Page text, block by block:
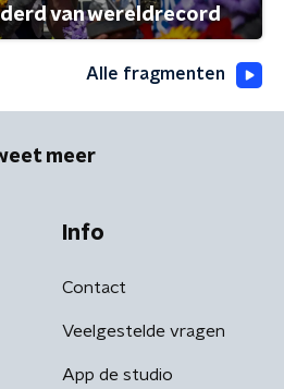
van wereldrecord
Alle fragmenten
meer
Info
Contact
Veelgestelde vragen
App de studio